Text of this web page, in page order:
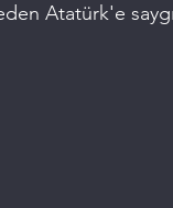
Atatürk'e